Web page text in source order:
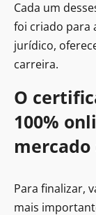
Cada um
foi criado para
jurídico,
carreira.
O
100%
Para finalizar,
mais